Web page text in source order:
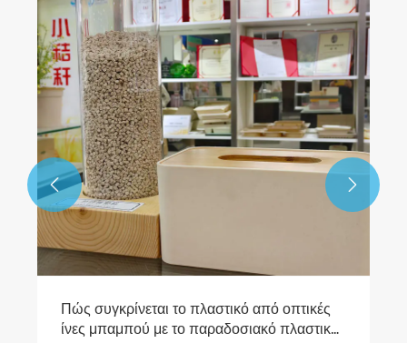
Πώς συγκρίνεται το πλαστικό από οπτικές
ίνες μπαμπού με το παραδοσιακό πλαστικό
 